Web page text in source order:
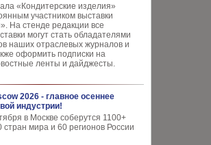
«Кондитерские изделия»
участником выставки
На стенде редакции все
могут стать обладателями
наших отраслевых журналов и
оформить подписки на
ленты и дайджесты.
2026 - главное осеннее
индустрии!
в Москве соберутся 1100+
стран мира и 60 регионов России